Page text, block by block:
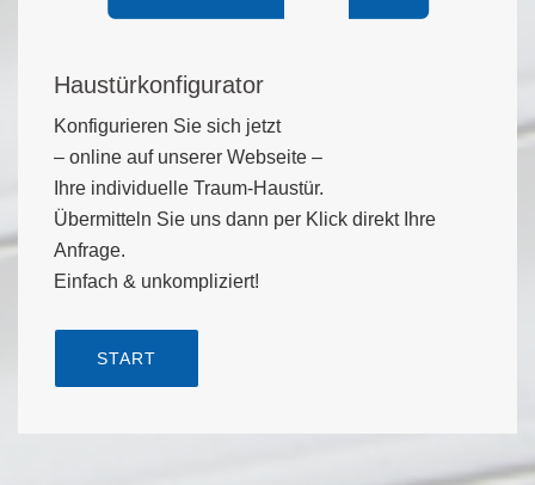
Haustürkonfigurator
Konfigurieren Sie sich jetzt
– online auf unserer Webseite –
Ihre individuelle Traum-Haustür.
Übermitteln Sie uns dann per Klick direkt Ihre
Anfrage.
Einfach & unkompliziert!
START